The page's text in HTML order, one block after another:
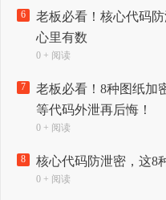
6
老板必看！核心代码
心里有数
0 + 阅读
7
老板必看！8种图纸加
等代码外泄再后悔！
0 + 阅读
8 核心代码防泄密，这8
0 + 阅读